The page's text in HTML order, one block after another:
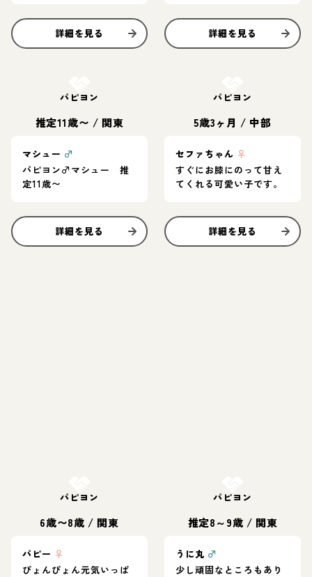
詳細を見る 詳細を見る
パピヨン
推定11歳〜 / 関東
マシュー ♂
パピヨン♂️マシュー 推
定11歳〜
詳細を見る
パピヨン
5歳3ヶ月 / 中部
セファちゃん ♀
すぐにお膝にのって甘え
てくれる可愛い子です。
詳細を見る
パピヨン
6歳〜8歳 / 関東
パピー ♀
ぴょんぴょん元気いっぱ
パピヨン
推定8～9歳 / 関東
うに丸 ♂
少し頑固なところもあり